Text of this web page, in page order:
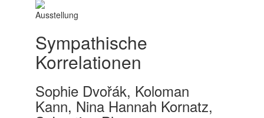
Ausstellung
Sympathische
Korrelationen
Sophie Dvořák, Koloman
Kann, Nina Hannah Kornatz,